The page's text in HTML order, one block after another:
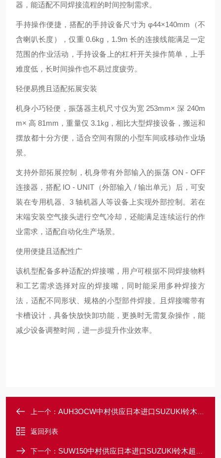
器，能适配不同焊接流程的时间控制需求。
手持操作便捷，搭配的手持设备尺寸为 φ44×140mm（不
含喇叭长度），仅重 0.6kg，1.9m 长的连接线能满足一定
范围的作业活动，手持设备上的杠杆开关操作简单，上手
难度低，长时间操作也不易过度疲劳。
轻便易携且适配拓展安装
机身小巧轻便，振荡器主机尺寸仅为宽 253mm× 深 240m
m× 高 81mm，重量仅 3.1kg，相比大型焊接设备，搬运和
摆放都十分方便，适合空间有限的小型车间或移动作业场
景。
支持外部拓展控制，机身带有外部输入的振荡 ON - OFF
连接器，搭配 IO - UNIT（外部输入 / 输出单元）后，可安
装在专用机器、3 轴机器人等设备上实现外部控制。若在
末端安装空气接头进行空气冷却，还能满足连续运行的作
业需求，适配自动化生产场景。
使用便捷且适配性广
该机型配备多种适配的焊接嘴，用户可根据不同焊接物料
和工艺需求选择对应的焊接嘴，同时能采用多种焊接方
法，适配不同形状、规格的小型部件焊接。且焊接嘴带有
卡槽设计，具备快放快卸功能，更换时无需复杂操作，能
减少设备调整时间，进一步提升作业效率。
上一个： AUH3OCW中村供应日本进口SUZUKI铃木超声波焊接机
返回列表
下一个： SUW150中村供应日本进口SUZUKI铃木超声波焊接机